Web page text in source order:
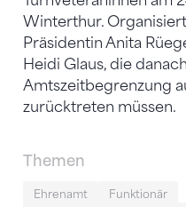
Winterthur.
Präsidentin Anita
Heidi Glaus, die
Amtszeitbegrenzung
zurücktreten müssen.
Themen
Ehrenamt
Funktionär